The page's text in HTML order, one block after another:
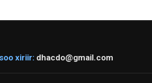
xiriir: dhacdo@gmail.com